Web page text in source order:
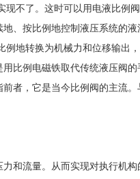
不了。这时可以用电液比例
、按比例地控制液压系统的
例地转换为机械力和位移输出
比例电磁铁取代传统液压阀
者，它是当今比例阀的主流。
和流量。从而实现对执行机